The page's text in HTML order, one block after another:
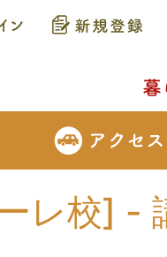
レ校] -